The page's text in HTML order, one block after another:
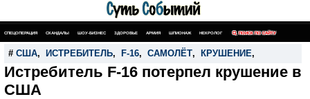
СПЕЦОПЕРАЦИЯ СКАНДАЛЫ ШОУ-БИЗНЕС ЗДОРОВЬЕ АРМИЯ ШПИОНАЖ НЕКРОЛОГ ПОИСК ПО САЙТУ
# США, ИСТРЕБИТЕЛЬ, F-16, САМОЛЁТ, КРУШЕНИЕ,
Истребитель F-16 потерпел крушение в
США